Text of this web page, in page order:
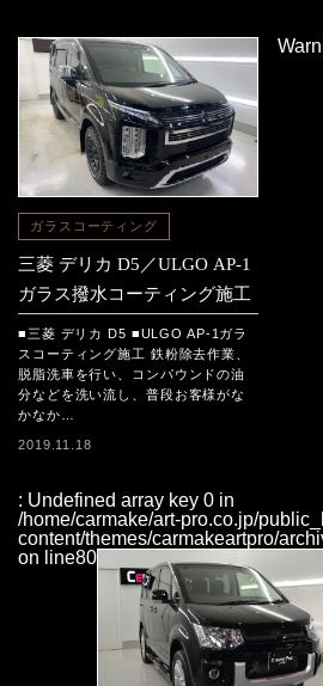
ガラスコーティング
三菱 デリカ D5／ULGO AP-1
ガラス撥水コーティング施工
■三菱 デリカ D5 ■ULGO AP-1ガラ
スコーティング施工 鉄粉除去作業、
脱脂洗車を行い、コンパウンドの油
分などを洗い流し、普段お客様がな
かなか…
2019.11.18
: Undefined array key 0 in
/home/carmake/art-pro.co.jp/
content/themes/carmakeartpro/
on line80